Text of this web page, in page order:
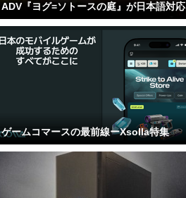
ADV『ヨグ=ソトースの庭』が日本語対応
ゲームコマースの最前線ーXsolla特集